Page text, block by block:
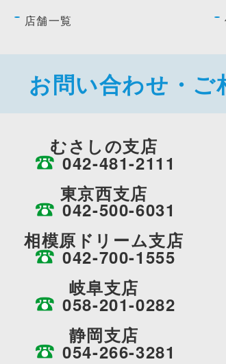
店舗一覧
お問い合わせ・
むさしの支店
042-481-2111
東京西支店
042-500-6031
相模原ドリーム支店
042-700-1555
岐阜支店
058-201-0282
静岡支店
054-266-3281